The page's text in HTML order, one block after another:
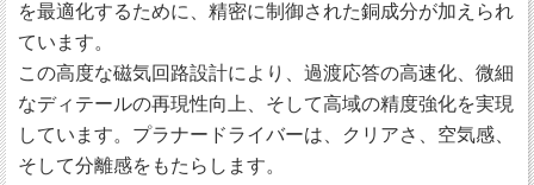
を最適化するために、精密に制御された銅成分が加えられ
ています。
この高度な磁気回路設計により、過渡応答の高速化、微細
なディテールの再現性向上、そして高域の精度強化を実現
しています。プラナードライバーは、クリアさ、空気感、
そして分離感をもたらします。